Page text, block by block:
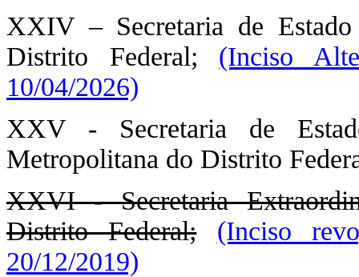
XXIV – Secretaria de
Distrito Federal; (Inciso
10/04/2026)
XXV - Secretaria de
Metropolitana do Distrito
XXVI - Secretaria
Distrito Federal;
(Inciso
20/12/2019)